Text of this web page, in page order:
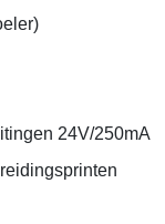
24V/250mA